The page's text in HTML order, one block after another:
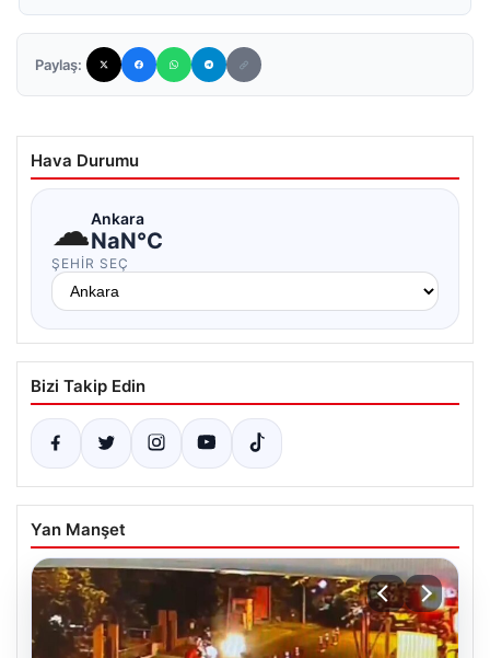
Paylaş:
Hava Durumu
☁Ankara
NaN°C
ŞEHIR SEÇ
Bizi Takip Edin
Yan Manşet